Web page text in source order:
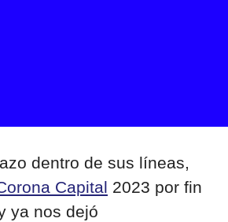
dentro de sus líneas,
Capital 2023 por fin
ya nos dejó